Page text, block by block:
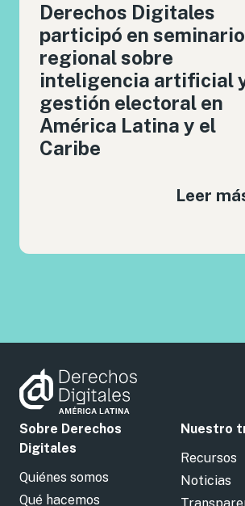
Derechos Digitales
participó en seminario
regional sobre
inteligencia artificial
gestión electoral en
América Latina y el
Caribe
Leer
Sobre Derechos
Digitales
Quiénes somos
Qué hacemos
Nuestro
Recursos
Noticias